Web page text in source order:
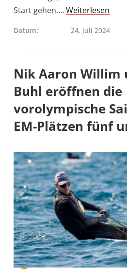
Start gehen.…Weiterlesen
Datum 24. Juli 2024
Nik Aaron Willim
Buhl eröffnen die
vorolympische
EM-Plätzen fünf